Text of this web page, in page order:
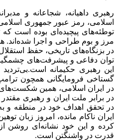
رهبری داهیانه، شجاعانه و
اسلامی، رمز عبور جمهوری
توطئه‌های پیچیده‌ای بوده است
مرز و بوم طراحی و اجرا شده‌اند.
در بزنگاه‌های تاریخی، حفظ
توان دفاعی و پیشرفت‌های
این رهبری حکیمانه
گستاخی فرومایگانی همچون
در ایران اسلامی، همین
در برابر ملت ایران و رهبری
در تحقق اهداف خود در منطقه و
ایران ناکام مانده، امروز زبان
کرده و این خود نشانه‌ای روشن
قدرت در واشنگتن است.